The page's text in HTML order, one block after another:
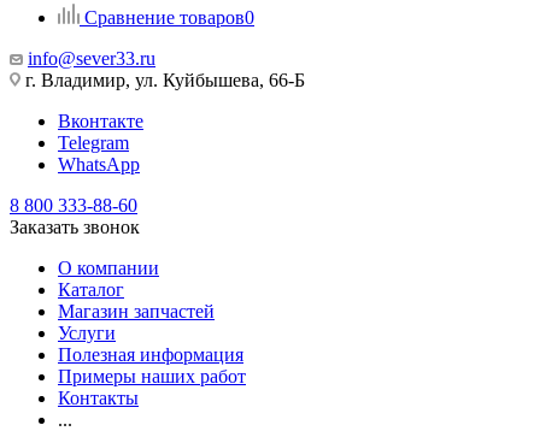
Сравнение товаров0
info@sever33.ru
г. Владимир, ул. Куйбышева, 66-Б
Вконтакте
Telegram
WhatsApp
8 800 333-88-60
Заказать звонок
О компании
Каталог
Магазин запчастей
Услуги
Полезная информация
Примеры наших работ
Контакты
...